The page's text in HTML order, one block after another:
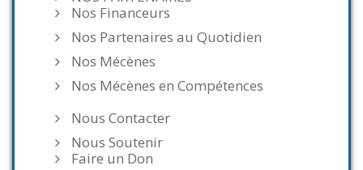
Nos Financeurs
Nos Partenaires au Quotidien
Nos Mécènes
Nos Mécènes en Compétences
Nous Contacter
Nous Soutenir
Faire un Don